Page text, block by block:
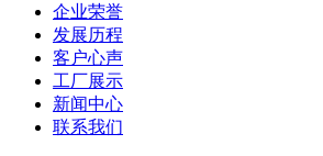
企业荣誉
发展历程
客户心声
工厂展示
新闻中心
联系我们